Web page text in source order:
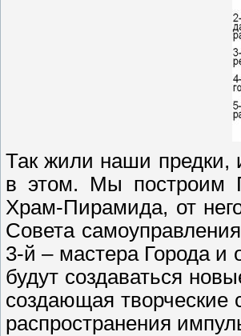
Так жили наши предки,
в этом. Мы построим
Храм-Пирамида, от
Совета
3-й – мастера Города и
будут создаваться
создающая творческие
распространения